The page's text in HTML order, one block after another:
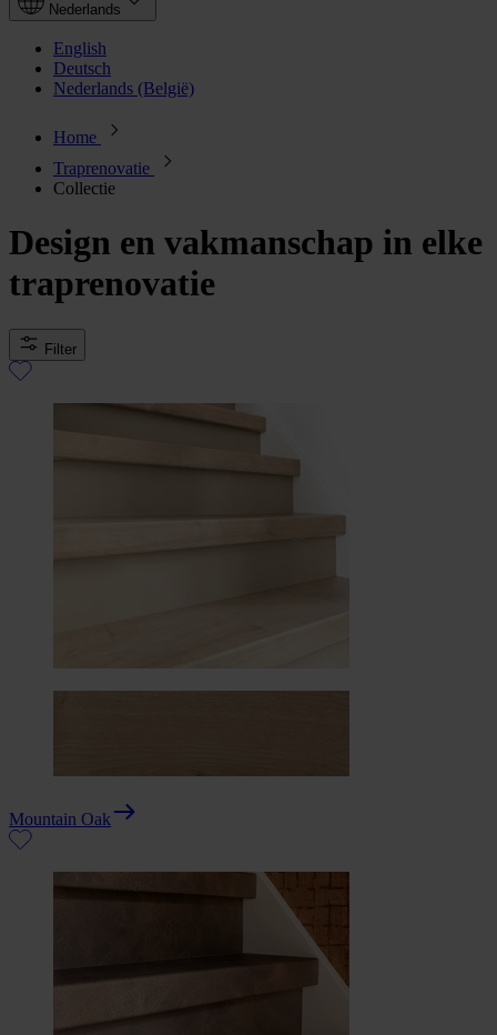
Nederlands
English
Deutsch
Nederlands (België)
Home
Traprenovatie
Collectie
Design en vakmanschap in elke
traprenovatie
Filter
Mountain Oak